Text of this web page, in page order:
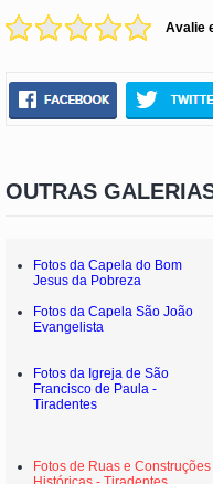
Avalie
OUTRAS
Fotos da Capela do Bom
Jesus da Pobreza
Fotos da Capela São João
Evangelista
Fotos da Igreja de São
Francisco de Paula -
Tiradentes
Fotos de Ruas e Construções